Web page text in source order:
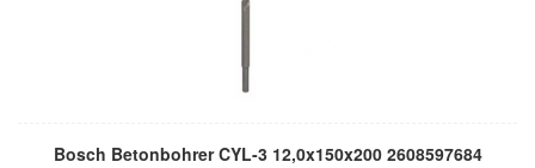
Bosch Betonbohrer CYL-3 12,0x150x200 2608597684